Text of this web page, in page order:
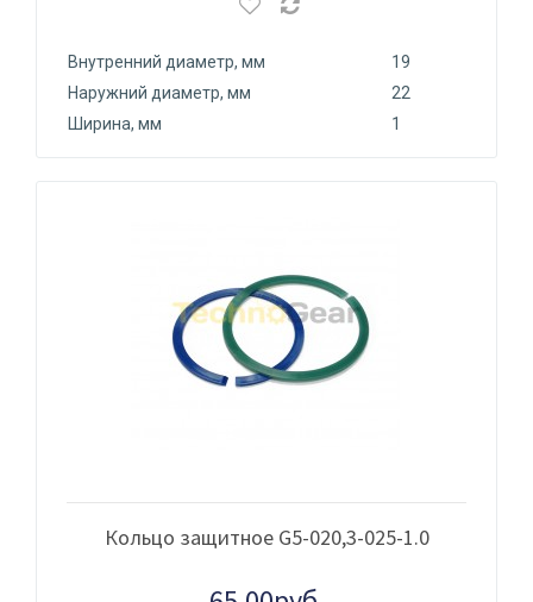
Внутренний диаметр, мм
19
Наружний диаметр, мм
22
Ширина, мм
1
Кольцо защитное G5-020,3-025-1.0